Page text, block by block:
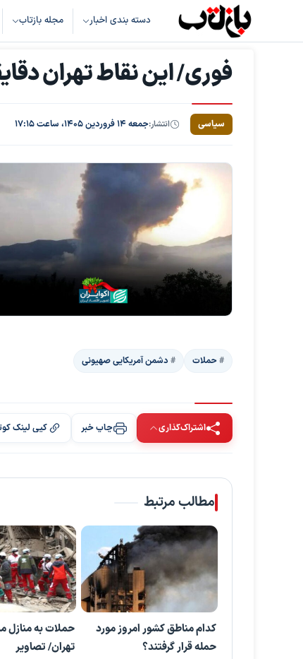
دسته بندی اخبار مجله بازتاب
فوری/ این نقاط تهران
سیاسی انتشار:جمعه ۱۴ فروردین ۱۴۰۵، ساعت ۱۷:۱۵
حملات دشمن آمریکایی صهیونی
اشتراک‌گذاری چاپ خبر کپی لینک
مطالب مرتبط
کدام مناطق کشور امروز مورد
حمله قرار گرفتند؟
حملات به منازل
تهران/ تصاویر